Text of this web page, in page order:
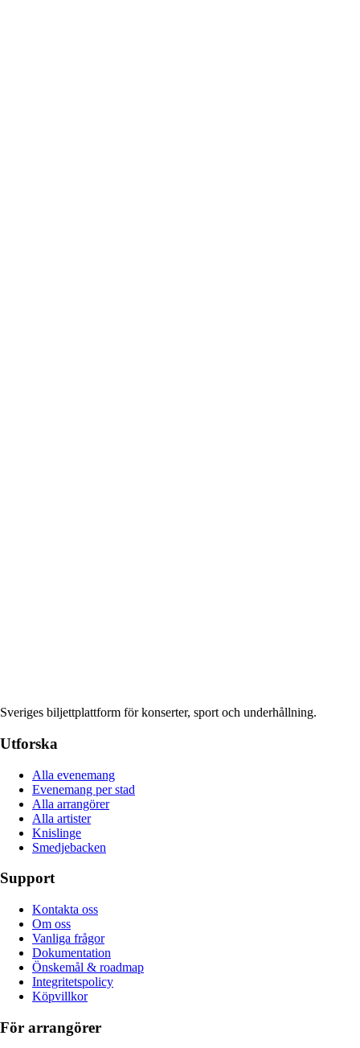
Sveriges biljettplattform för konserter, sport och underhållning.
Utforska
Alla evenemang
Evenemang per stad
Alla arrangörer
Alla artister
Knislinge
Smedjebacken
Support
Kontakta oss
Om oss
Vanliga frågor
Dokumentation
Önskemål & roadmap
Integritetspolicy
Köpvillkor
För arrangörer